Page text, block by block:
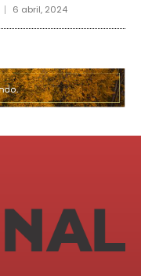
6 abril, 2024